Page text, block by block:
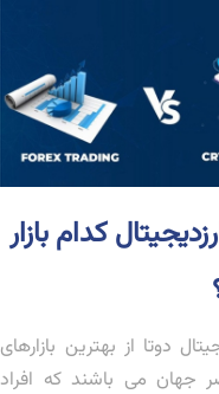
کدام بازار
دوتا از بهترین بازارهای
جهان می باشند که افراد